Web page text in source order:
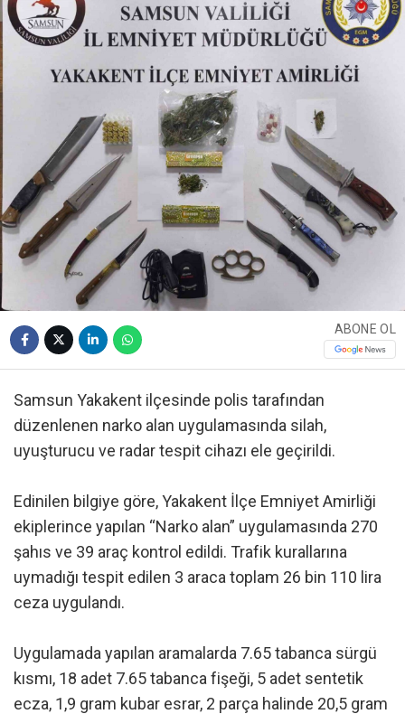
ABONE OL
Samsun Yakakent ilçesinde polis tarafından
düzenlenen narko alan uygulamasında silah,
uyuşturucu ve radar tespit cihazı ele geçirildi.
Edinilen bilgiye göre, Yakakent İlçe Emniyet Amirliği
ekiplerince yapılan “Narko alan” uygulamasında 270
şahıs ve 39 araç kontrol edildi. Trafik kurallarına
uymadığı tespit edilen 3 araca toplam 26 bin 110 lira
ceza uygulandı.
Uygulamada yapılan aramalarda 7.65 tabanca sürgü
kısmı, 18 adet 7.65 tabanca fişeği, 5 adet sentetik
ecza, 1,9 gram kubar esrar, 2 parça halinde 20,5 gram